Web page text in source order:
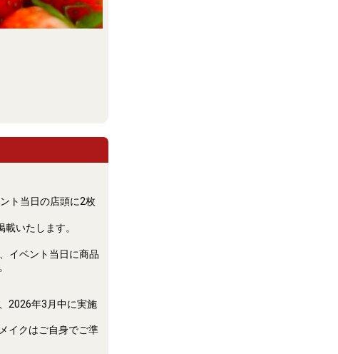
ト当日の店頭に2枚
いたします。
イベント当日に商品
2026年3月中に実施
イクはご自身でご準